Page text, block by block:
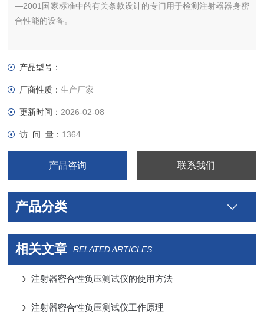
—2001国家标准中的有关条款设计的专门用于检测注射器器身密
合性能的设备。
产品型号：
厂商性质：生产厂家
更新时间： 2026-02-08
访 问 量： 1364
产品咨询 联系我们
产品分类
相关文章 RELATED ARTICLES
注射器密合性负压测试仪的使用方法
注射器密合性负压测试仪工作原理